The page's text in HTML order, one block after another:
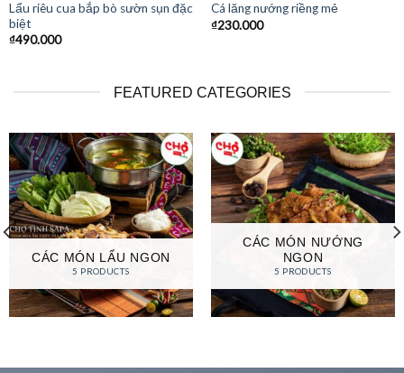
Lẩu riêu cua bắp bò sườn sụn đặc
biệt
₫490.000
Cá lăng nướng riềng mẻ
₫230.000
FEATURED CATEGORIES
CÁC MÓN LẨU NGON
5 PRODUCTS
CÁC MÓN NƯỚNG
NGON
5 PRODUCTS